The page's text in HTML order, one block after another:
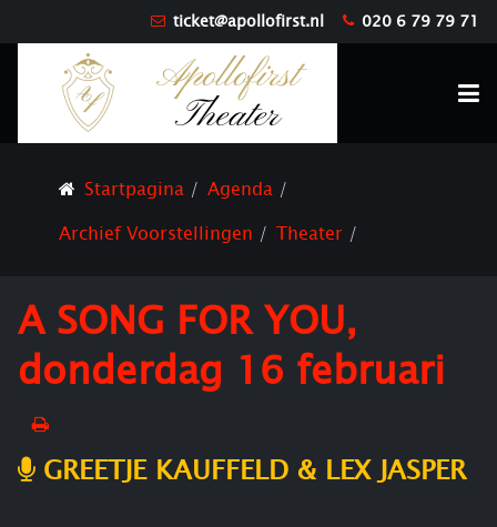
ticket@apollofirst.nl 020 6 79 79 71
Startpagina
Agenda
Archief Voorstellingen
Theater
A SONG FOR YOU,
donderdag 16 februari
GREETJE KAUFFELD & LEX JASPER